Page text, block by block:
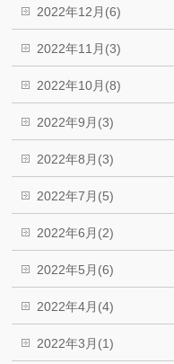
2022年12月(6)
2022年11月(3)
2022年10月(8)
2022年9月(3)
2022年8月(3)
2022年7月(5)
2022年6月(2)
2022年5月(6)
2022年4月(4)
2022年3月(1)